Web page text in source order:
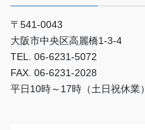
〒541-0043
大阪市中央区高麗橋1-3-4
TEL. 06-6231-5072
FAX. 06-6231-2028
平日10時～17時（土日祝休業）